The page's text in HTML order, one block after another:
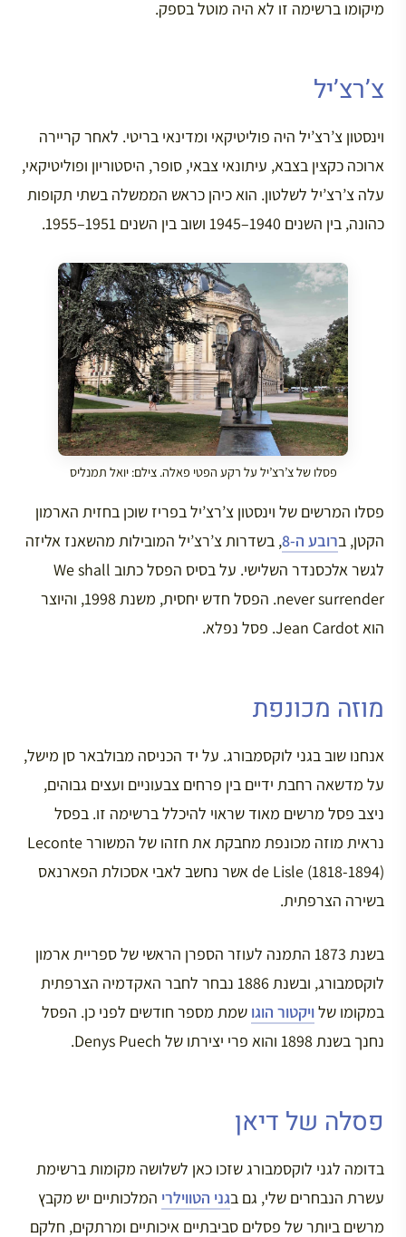
מיקומו ברשימה זו לא היה מוטל בספק.
צ’רצ’יל
וינסטון צ’רצ’יל היה פוליטיקאי ומדינאי בריטי. לאחר קריירה
ארוכה כקצין בצבא, עיתונאי צבאי, סופר, היסטוריון ופוליטיקאי,
עלה צ’רצ’יל לשלטון. הוא כיהן כראש הממשלה בשתי תקופות
כהונה, בין השנים 1940–1945 ושוב בין השנים 1951–1955.
פסלו של צ’רצ’יל על רקע הפטי פאלה. צילם: יואל תמנליס
פסלו המרשים של וינסטון צ’רצ’יל בפריז שוכן בחזית הארמון
הקטן, ברובע ה-8 , בשדרות צ’רצ’יל המובילות מהשאנז אליזה
לגשר אלכסנדר השלישי. על בסיס הפסל כתוב We shall
never surrender. הפסל חדש יחסית, משנת 1998, והיוצר
הוא Jean Cardot. פסל נפלא.
מוזה מכונפת
אנחנו שוב בגני לוקסמבורג. על יד הכניסה מבולבאר סן מישל,
על מדשאה רחבת ידיים בין פרחים צבעוניים ועצים גבוהים,
ניצב פסל מרשים מאוד שראוי להיכלל ברשימה זו. בפסל
נראית מוזה מכונפת מחבקת את חזהו של המשורר Leconte
de Lisle (1818-1894) אשר נחשב לאבי אסכולת הפארנאס
בשירה הצרפתית.
בשנת 1873 התמנה לעוזר הספרן הראשי של ספריית ארמון
לוקסמבורג, ובשנת 1886 נבחר לחבר האקדמיה הצרפתית
במקומו שלויקטור הוגו שמת מספר חודשים לפני כן. הפסל
נחנך בשנת 1898 והוא פרי יצירתו של Denys Puech.
פסלה של דיאן
בדומה לגני לוקסמבורג שזכו כאן לשלושה מקומות ברשימת
עשרת הנבחרים שלי, גם בגני הטווילרי המלכותיים יש מקבץ
מרשים ביותר של פסלים סביבתיים איכותיים ומרתקים, חלקם